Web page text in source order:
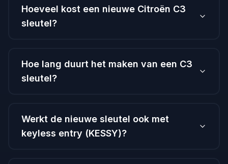
Hoeveel kost een nieuwe Citroën C3
sleutel?
Hoe lang duurt het maken van een C3
sleutel?
Werkt de nieuwe sleutel ook met
keyless entry (KESSY)?